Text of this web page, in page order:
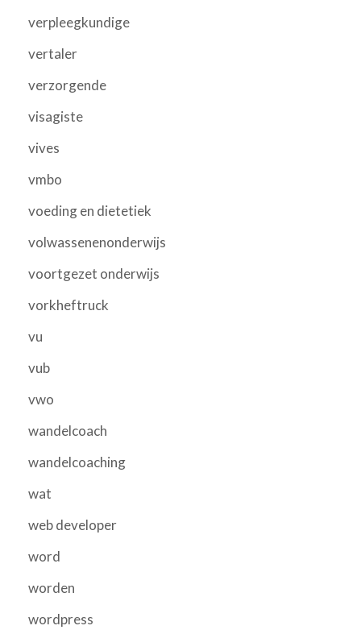
verpleegkundige
vertaler
verzorgende
visagiste
vives
vmbo
voeding en dietetiek
volwassenenonderwijs
voortgezet onderwijs
vorkheftruck
vu
vub
vwo
wandelcoach
wandelcoaching
wat
web developer
word
worden
wordpress